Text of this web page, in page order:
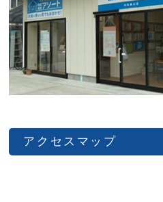
アクセスマップ